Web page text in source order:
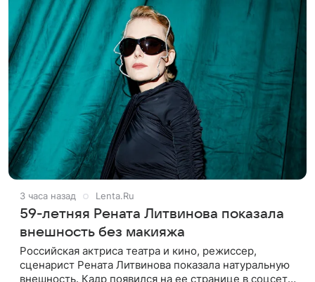
3 часа назад Lenta.Ru
59-летняя Рената Литвинова показала
внешность без макияжа
Российская актриса театра и кино, режиссер,
сценарист Рената Литвинова показала натуральную
внешность. Кадр появился на ее странице в соцсети.